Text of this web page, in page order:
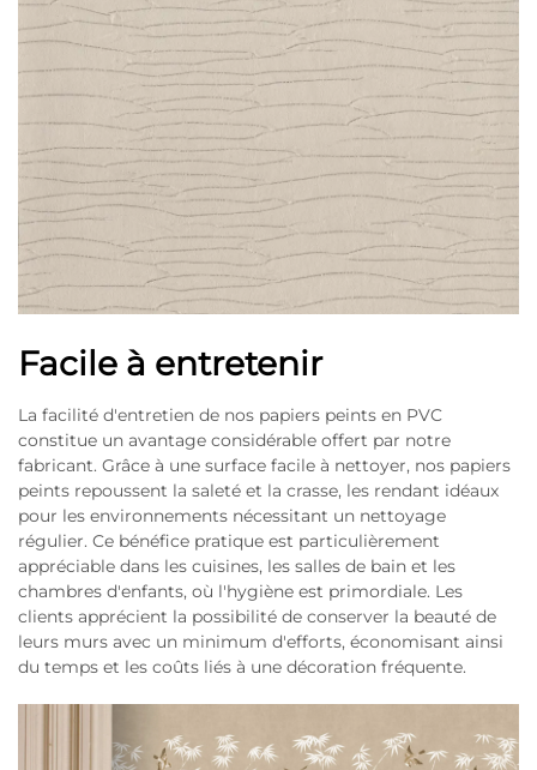
Facile à entretenir
La facilité d'entretien de nos papiers peints en PVC
constitue un avantage considérable offert par notre
fabricant. Grâce à une surface facile à nettoyer, nos papiers
peints repoussent la saleté et la crasse, les rendant idéaux
pour les environnements nécessitant un nettoyage
régulier. Ce bénéfice pratique est particulièrement
appréciable dans les cuisines, les salles de bain et les
chambres d'enfants, où l'hygiène est primordiale. Les
clients apprécient la possibilité de conserver la beauté de
leurs murs avec un minimum d'efforts, économisant ainsi
du temps et les coûts liés à une décoration fréquente.